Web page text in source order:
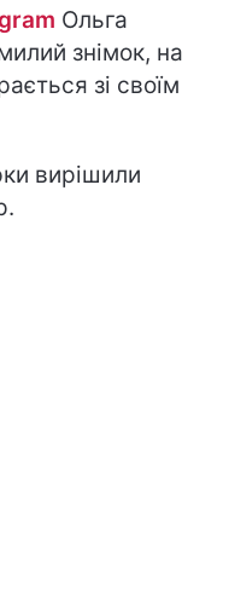
Ольга
знімок, на
зі своїм
вирішили